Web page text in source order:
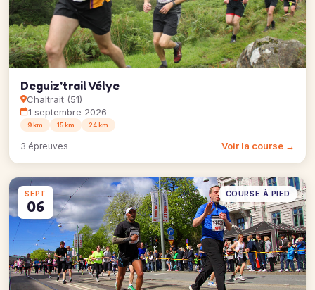
Deguiz'trail Vélye
Chaltrait (51)
1 septembre 2026
9 km 15 km 24 km
3 épreuves Voir la course →
SEPT
06
COURSE À PIED